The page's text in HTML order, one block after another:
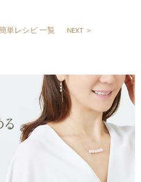
単レシピ 一覧 NEXT ＞